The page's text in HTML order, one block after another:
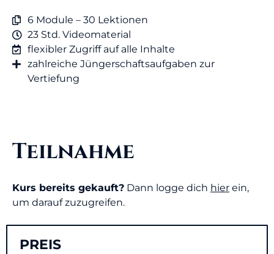
6 Module – 30 Lektionen
23 Std. Videomaterial
flexibler Zugriff auf alle Inhalte
zahlreiche Jüngerschaftsaufgaben zur
Vertiefung
Teilnahme
Kurs bereits gekauft? Dann logge dich hier ein,
um darauf zuzugreifen.
PREIS